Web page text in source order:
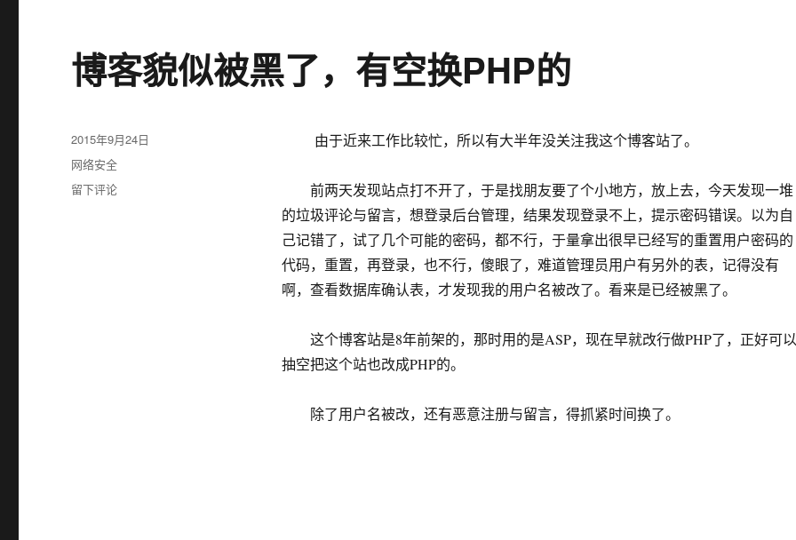
博客貌似被黑了，有空换PHP的
由于近来工作比较忙，所以有大半年没关注我这个博客站了。
前两天发现站点打不开了，于是找朋友要了个小地方，放上去，今天发现一堆
的垃圾评论与留言，想登录后台管理，结果发现登录不上，提示密码错误。以为自
己记错了，试了几个可能的密码，都不行，于量拿出很早已经写的重置用户密码的
代码，重置，再登录，也不行，傻眼了，难道管理员用户有另外的表，记得没有
啊，查看数据库确认表，才发现我的用户名被改了。看来是已经被黑了。
这个博客站是8年前架的，那时用的是ASP，现在早就改行做PHP了，正好可以
抽空把这个站也改成PHP的。
除了用户名被改，还有恶意注册与留言，得抓紧时间换了。
发
布
于
2015年9月24日
分
类
网络安全
于
留下评论